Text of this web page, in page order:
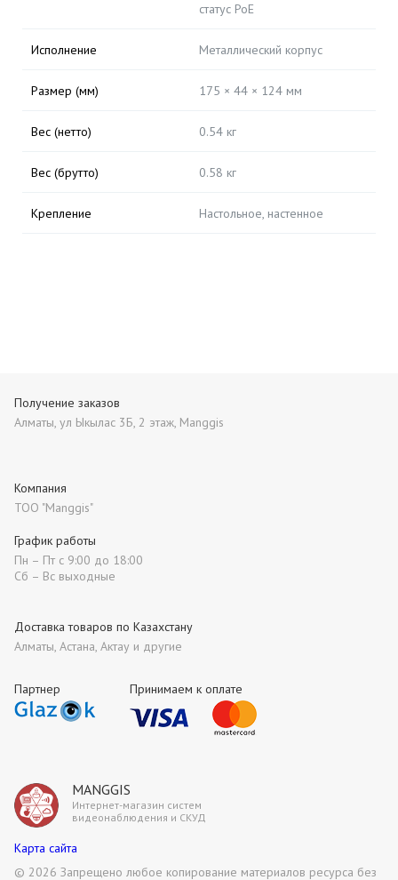
статус PoE
Исполнение Металлический корпус
Размер (мм) 175 × 44 × 124 мм
Вес (нетто) 0.54 кг
Вес (брутто) 0.58 кг
Крепление Настольное, настенное
MANGGIS
Интернет-магазин систем
видеонаблюдения и СКУД
Партнер Принимаем к оплате
Получение заказов
Алматы, ул Ыкылас 3Б, 2 этаж, Manggis
Компания
ТОО "Manggis"
Доставка товаров по Казахстану
Алматы, Астана, Актау и другие
График работы
Пн – Пт с 9:00 до 18:00
Сб – Вс выходные
Карта сайта
© 2026 Запрещено любое копирование материалов ресурса без